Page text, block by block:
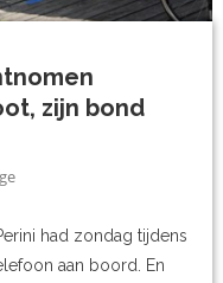
zijn bond
had zondag tijdens
aan boord. En